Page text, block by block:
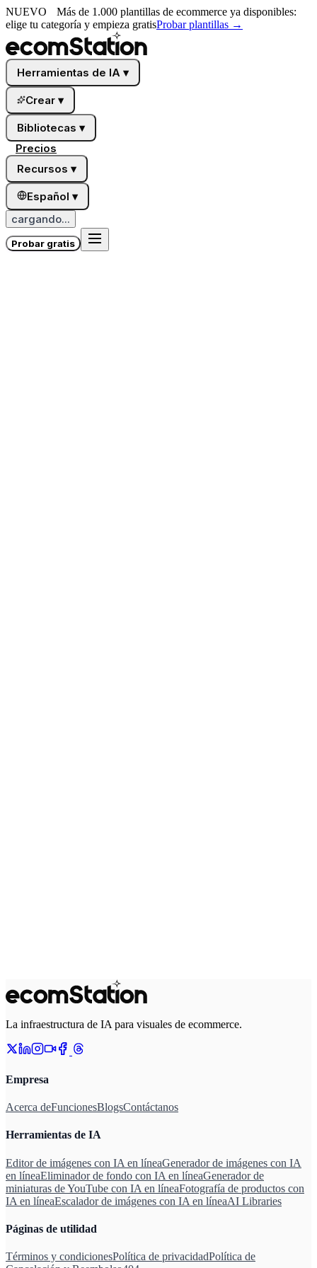
NUEVO
Más de 1.000 plantillas de ecommerce ya disponibles:
elige tu categoría y empieza gratisProbar plantillas →
Herramientas de IA ▾
Crear ▾
Bibliotecas ▾
Precios
Recursos ▾
Español ▾
cargando...
Probar gratis
La infraestructura de IA para visuales de ecommerce.
Empresa
Acerca deFuncionesBlogsContáctanos
Herramientas de IA
Editor de imágenes con IA en líneaGenerador de imágenes con IA
en líneaEliminador de fondo con IA en líneaGenerador de
miniaturas de YouTube con IA en líneaFotografía de productos con
IA en líneaEscalador de imágenes con IA en líneaAI Libraries
Páginas de utilidad
Términos y condicionesPolítica de privacidadPolítica de